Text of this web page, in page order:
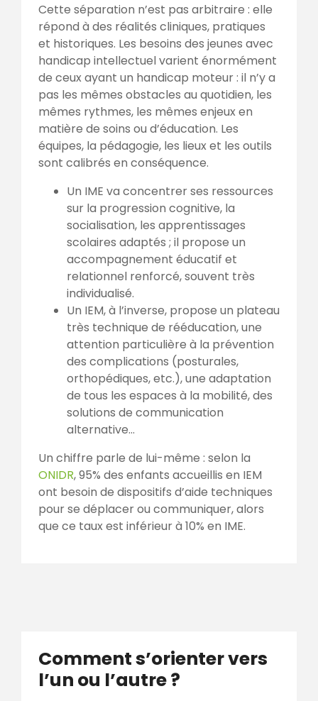
Cette séparation n’est pas arbitraire : elle
répond à des réalités cliniques, pratiques
et historiques. Les besoins des jeunes avec
handicap intellectuel varient énormément
de ceux ayant un handicap moteur : il n’y a
pas les mêmes obstacles au quotidien, les
mêmes rythmes, les mêmes enjeux en
matière de soins ou d’éducation. Les
équipes, la pédagogie, les lieux et les outils
sont calibrés en conséquence.
Un IME va concentrer ses ressources
sur la progression cognitive, la
socialisation, les apprentissages
scolaires adaptés ; il propose un
accompagnement éducatif et
relationnel renforcé, souvent très
individualisé.
Un IEM, à l’inverse, propose un plateau
très technique de rééducation, une
attention particulière à la prévention
des complications (posturales,
orthopédiques, etc.), une adaptation
de tous les espaces à la mobilité, des
solutions de communication
alternative…
Un chiffre parle de lui-même : selon la
ONIDR, 95% des enfants accueillis en IEM
ont besoin de dispositifs d’aide techniques
pour se déplacer ou communiquer, alors
que ce taux est inférieur à 10% en IME.
Comment s’orienter vers
l’un ou l’autre ?